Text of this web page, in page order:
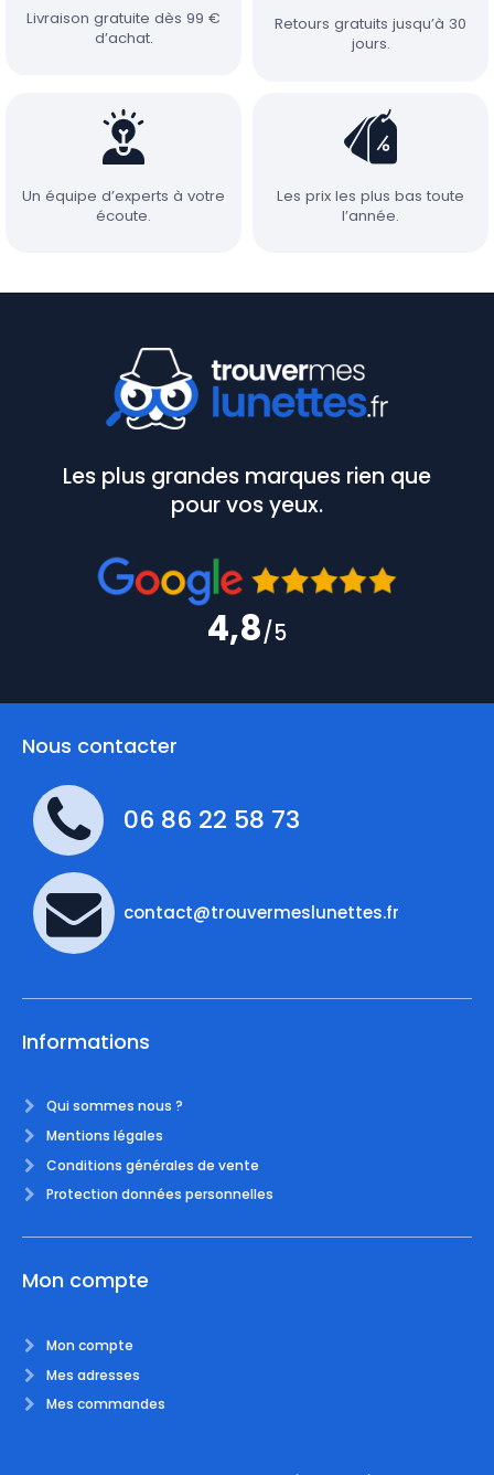
Livraison gratuite dès 99 €
d’achat.
Retours gratuits jusqu’à 30
jours.
Un équipe d’experts à votre
écoute.
Les prix les plus bas toute
l’année.
Les plus grandes marques rien que
pour vos yeux.
4,8/5
Nous contacter
06 86 22 58 73
contact@trouvermeslunettes.fr
Informations
Qui sommes nous ?
Mentions légales
Conditions générales de vente
Protection données personnelles
Mon compte
Mon compte
Mes adresses
Mes commandes